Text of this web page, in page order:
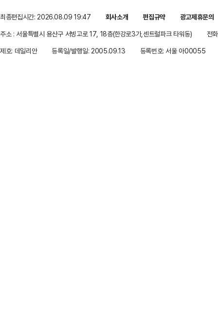
최종편집시간: 2026.08.09 19:47 회사소개 편집규약
광고제휴문의
주소 : 서울특별시 용산구 서빙고로 17, 18층(한강로3가,센트럴파크 타워동)
전
제호: 데일리안
등록일/발행일: 2005.09.13 등록번호: 서울 아00055